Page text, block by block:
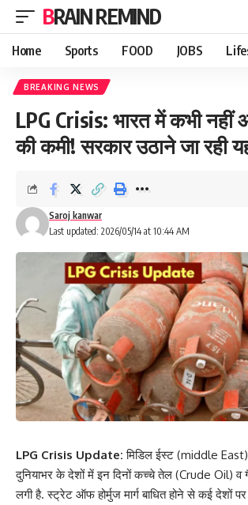
BRAIN REMIND
Home Sports FOOD JOBS
BREAKING NEWS
LPG Crisis: भारत में कभी नहीं
की कमी! सरकार उठाने जा रही
Last updated: 2026/05/14 at 10:44 AM
Saroj kanwar
LPG Crisis Update: मिडिल ईस्ट (middle
दुनियाभर के देशों में इन दिनों कच्चे तेल (Crude Oil) व
लगी है. स्ट्रेट ऑफ होर्मुज मार्ग बाधित होने से कई देशों